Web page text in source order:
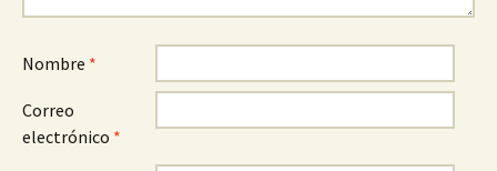
Nombre *
Correo
electrónico *